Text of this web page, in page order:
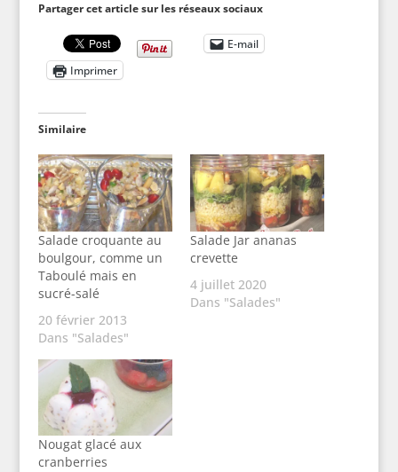
Partager cet article sur les réseaux sociaux
E-mail
Imprimer
Similaire
Salade croquante au
boulgour, comme un
Taboulé mais en
sucré-salé
20 février 2013
Dans "Salades"
Salade Jar ananas
crevette
4 juillet 2020
Dans "Salades"
Nougat glacé aux
cranberries